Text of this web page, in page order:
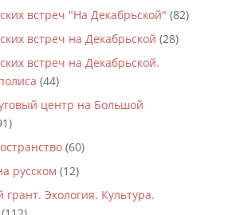
встреч "На Декабрьской" (82)
встреч на Декабрьской (28)
встреч на Декабрьской.
(44)
центр на Большой
(60)
русском (12)
грант. Экология. Культура.